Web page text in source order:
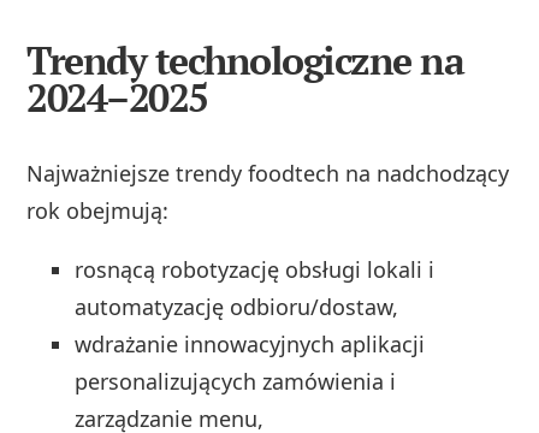
Trendy technologiczne na
2024–2025
Najważniejsze trendy foodtech na nadchodzący
rok obejmują:
rosnącą robotyzację obsługi lokali i
automatyzację odbioru/dostaw,
wdrażanie innowacyjnych aplikacji
personalizujących zamówienia i
zarządzanie menu,